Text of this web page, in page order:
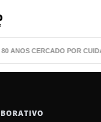
CERCADO POR CUIDADOS